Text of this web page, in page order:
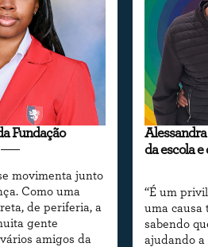
Fundação
movimenta junto
Como uma
de periferia, a
gente
amigos da
da escola e
“É um
uma causa
sabendo
ajudando